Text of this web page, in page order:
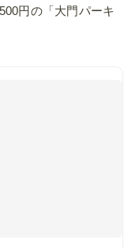
円の「大門パーキ